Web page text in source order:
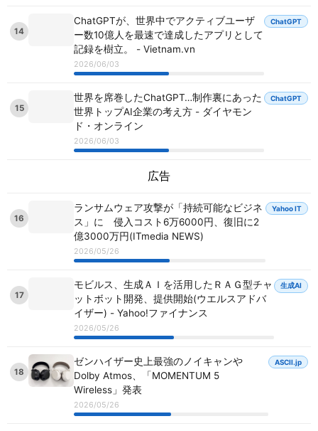
14
ChatGPTが、世界中でアクティブユーザ
ー数10億人を最速で達成したアプリとして
記録を樹立。 - Vietnam.vn
2026/06/03
ChatGPT
15
世界を席巻したChatGPT…制作裏にあった
世界トップAI企業の考え方 - ダイヤモン
ド・オンライン
2026/06/03
ChatGPT
広告
16
ランサムウェア攻撃が「持続可能なビジネ
ス」に 侵入コスト6万6000円、復旧に2
億3000万円(ITmedia NEWS)
2026/05/26
Yahoo IT
17
モビルス、生成ＡＩを活用したＲＡＧ型チャ
ットボット開発、提供開始(ウエルスアドバ
イザー) - Yahoo!ファイナンス
2026/05/26
生成AI
18
ゼンハイザー史上最強のノイキャンや
Dolby Atmos、「MOMENTUM 5
Wireless」発表
2026/05/26
ASCII.jp